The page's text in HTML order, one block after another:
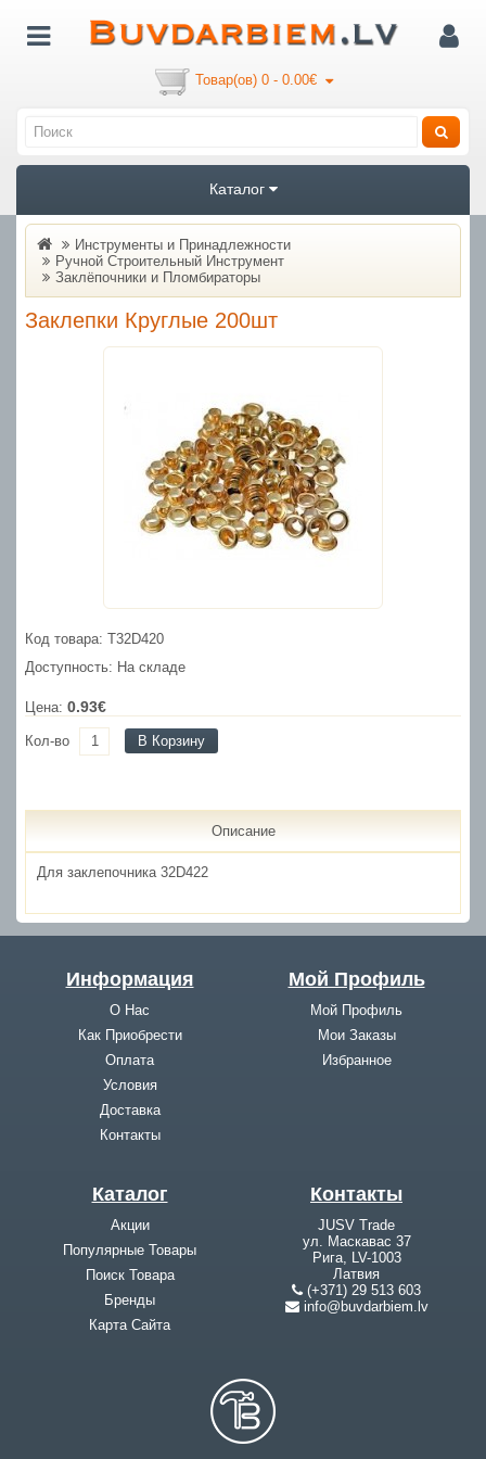
Товар(ов) 0 - 0.00€
Каталог
Инструменты и Принадлежности
Ручной Строительный Инструмент
Заклёпочники и Пломбираторы
Заклепки Круглые 200шт
Код товара: T32D420
Доступность: На складе
Цена: 0.93€
Кол-во В Корзину
Описание
Для заклепочника 32D422
Информация
О Нас
Как Приобрести
Оплата
Условия
Доставка
Контакты
Мой Профиль
Мой Профиль
Мои Заказы
Избранное
Каталог
Акции
Популярные Товары
Поиск Товара
Бренды
Карта Cайта
Контакты
JUSV Trade
ул. Маскавас 37
Рига, LV-1003
Латвия
(+371) 29 513 603
info@buvdarbiem.lv